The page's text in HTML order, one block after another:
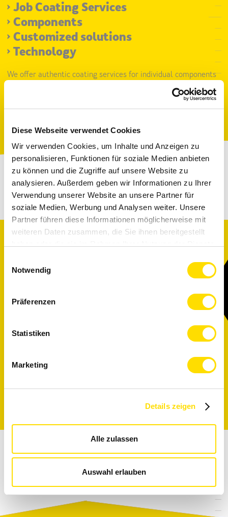
Diese Webseite verwendet Cookies
Wir verwenden Cookies, um Inhalte und Anzeigen zu
personalisieren, Funktionen für soziale Medien anbieten
zu können und die Zugriffe auf unsere Website zu
analysieren. Außerdem geben wir Informationen zu Ihrer
Verwendung unserer Website an unsere Partner für
soziale Medien, Werbung und Analysen weiter. Unsere
Partner führen diese Informationen möglicherweise mit
weiteren Daten zusammen, die Sie ihnen bereitgestellt
Notwendig
Präferenzen
Statistiken
Marketing
Details zeigen
Alle zulassen
Auswahl erlauben
> Job Coating Services
> Components
> Customized solutions
> Technology
We offer authentic coating services for individual components
These markets trust in
customized solutions from
Medical Devices
Optics & Sensors